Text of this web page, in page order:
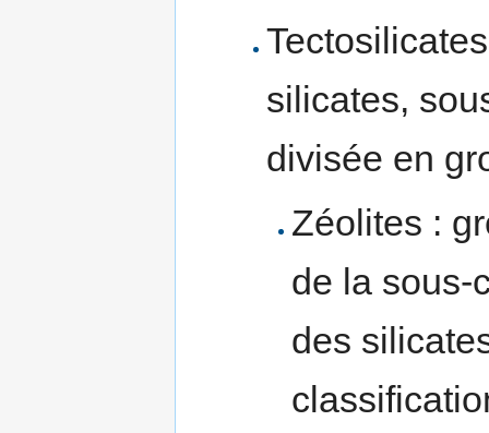
silicates,
divisée en
Zéolites :
de la sous-
des